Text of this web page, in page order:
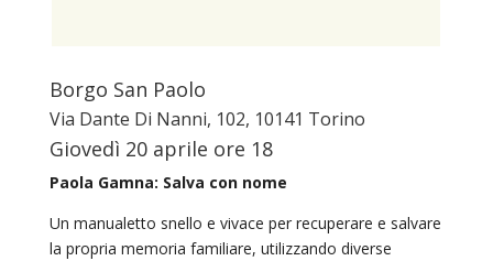
Borgo San Paolo
Via Dante Di Nanni, 102, 10141 Torino
Giovedì 20 aprile ore 18
Paola Gamna: Salva con nome
Un manualetto snello e vivace per recuperare e salvare
la propria memoria familiare, utilizzando diverse